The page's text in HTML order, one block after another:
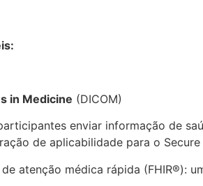
in Medicine (DICOM)
enviar informação de
de aplicabilidade para o
de atenção médica rápida (FHIR®):